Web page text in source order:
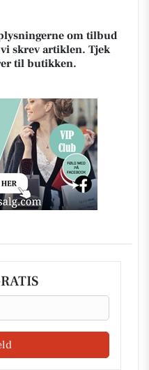
om tilbud
skrev artiklen. Tjek
til butikken.